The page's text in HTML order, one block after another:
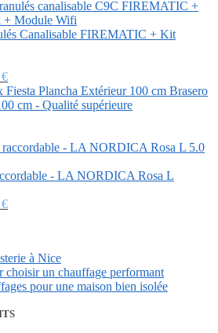
Canalisable FIREMATIC + Kit
€Le
prix
actuel
Brasero
cm - Qualité supérieure
- LA NORDICA Rosa L
€Le
2406,90 €.
à Nice
choisir un chauffage performant
pour une maison bien isolée